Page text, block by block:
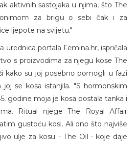
aktivnih sastojaka u njima, što The
za brigu o sebi čak i za
ljepote na svijetu."
urednica portala Femina.hr, ispričala
s proizvodima za njegu kose The
kako su joj posebno pomogli u fazi
joj se kosa istanjila. "S hormonskim
godine moja je kosa postala tanka i
Ritual njege The Royal Affair
gustoću kosi. Ali ono što najviše
ulje za kosu - The Oil - koje daje